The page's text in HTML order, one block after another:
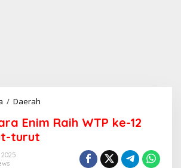
/ Daerah
m
Enim Raih WTP ke-12
turut